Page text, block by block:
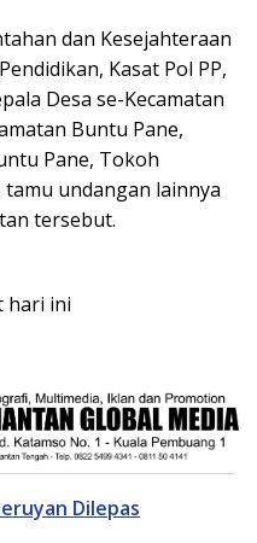
dan Kesejahteraan
Kasat Pol PP,
Desa se-Kecamatan
Buntu Pane,
Pane, Tokoh
tamu undangan lainnya
tersebut.
hari ini
Dilepas